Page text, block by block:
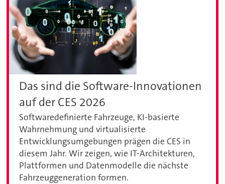
Das sind die Software-Innovationen
auf der CES 2026
Softwaredefinierte Fahrzeuge, KI-basierte
Wahrnehmung und virtualisierte
Entwicklungsumgebungen prägen die CES in
diesem Jahr. Wir zeigen, wie IT-Architekturen,
Plattformen und Datenmodelle die nächste
Fahrzeuggeneration formen.